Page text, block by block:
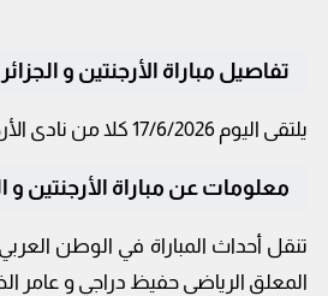
تفاصيل مباراة الأرجنتين و الجزائر
يلتقى اليوم 17/6/2026 كلا من نادى الأرجنتين و الجزائر فى بطولة كأس العالم 2026™ فى تمام الساعة 04:00 بتوقيت القاهرة و 04:00.
معلومات عن مباراة الأرجنتين و الجزائر
المعلق الرياضى حفيظ دراجي و عامر